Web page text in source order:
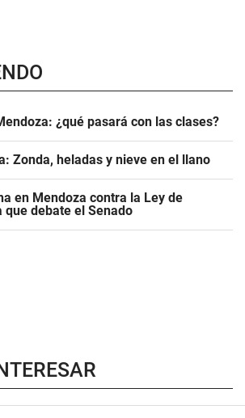
¿qué pasará con las clases?
Zonda, heladas y nieve en el llano
en Mendoza contra la Ley de
que debate el Senado